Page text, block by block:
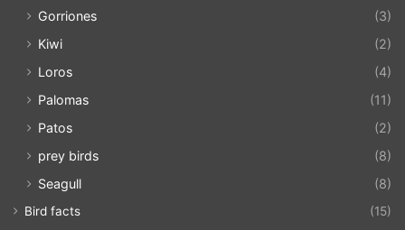
Gorriones
(3)
Kiwi
(2)
Loros
(4)
Palomas
(11)
Patos
(2)
prey birds
(8)
Seagull
(8)
Bird facts (15)